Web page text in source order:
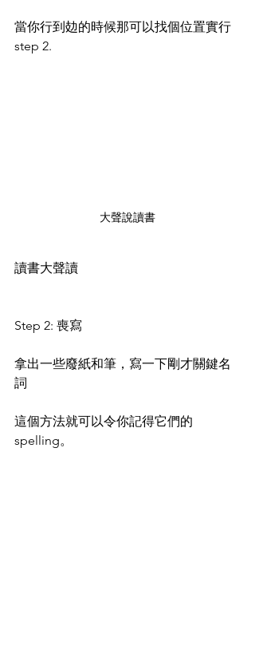
當你行到攰的時候那可以找個位置實行
step 2.
大聲說讀書
讀書大聲讀
Step 2: 喪寫
拿出一些廢紙和筆，寫一下剛才關鍵名
詞
這個方法就可以令你記得它們的
spelling。